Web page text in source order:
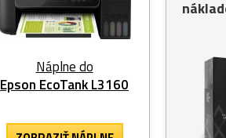
Náplne do
Epson EcoTank L3160